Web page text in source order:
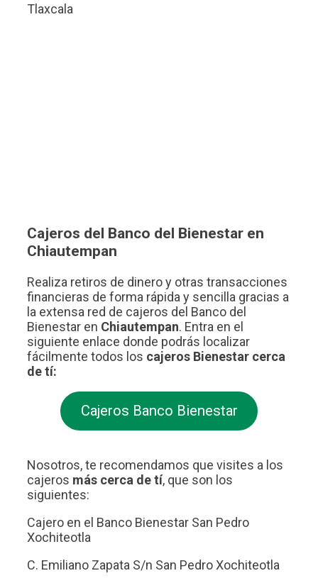
Tlaxcala
Cajeros del Banco del Bienestar en
Chiautempan
Realiza retiros de dinero y otras transacciones
financieras de forma rápida y sencilla gracias a
la extensa red de cajeros del Banco del
Bienestar en Chiautempan. Entra en el
siguiente enlace donde podrás localizar
fácilmente todos los cajeros Bienestar cerca
de tí:
Cajeros Banco Bienestar
Nosotros, te recomendamos que visites a los
cajeros más cerca de tí, que son los
siguientes:
Cajero en el Banco Bienestar San Pedro
Xochiteotla
C. Emiliano Zapata S/n San Pedro Xochiteotla